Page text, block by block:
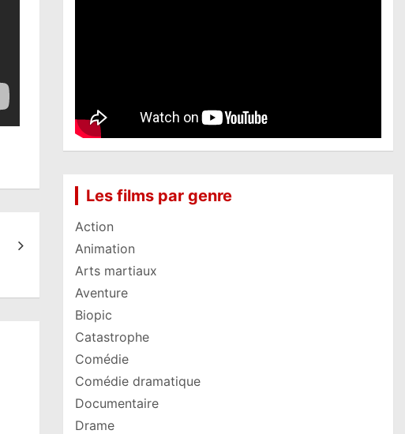
Les films par genre
Action
Animation
Arts martiaux
Aventure
Biopic
Catastrophe
Comédie
Comédie dramatique
Documentaire
Drame